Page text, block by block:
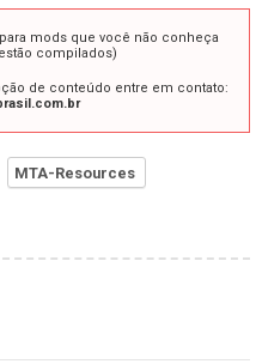
mods que você não conheça
compilados)
de conteúdo entre em contato:
MTA-Resources